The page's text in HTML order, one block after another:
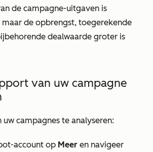
de campagne-uitgaven is
de opbrengst, toegerekende
dealwaarde groter is
van uw campagne
uw campagnes te analyseren:
account op Meer en navigeer